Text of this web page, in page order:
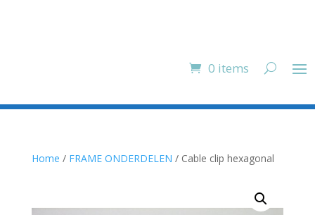
0 items
Home / FRAME ONDERDELEN / Cable clip hexagonal